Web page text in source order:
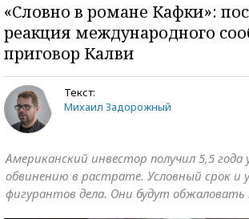
«Словно в романе Кафки»:
реакция международного
приговор Калви
Текст:
Михаил Задорожный
Американский инвестор получил 5,5 года
обвинению в растрате. Условный срок и
фигурантов дела. Они будут обжаловать